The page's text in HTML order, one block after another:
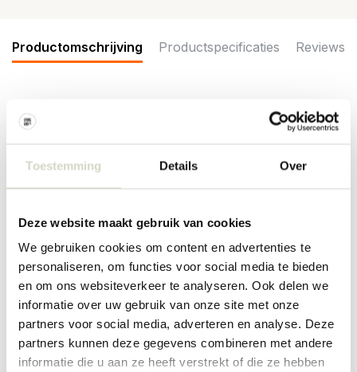
Toestemming Details Over
Deze website maakt gebruik van cookies
We gebruiken cookies om content en advertenties te
personaliseren, om functies voor social media te bieden
en om ons websiteverkeer te analyseren. Ook delen we
informatie over uw gebruik van onze site met onze
partners voor social media, adverteren en analyse. Deze
partners kunnen deze gegevens combineren met andere
informatie die u aan ze heeft verstrekt of die ze hebben
Productomschrijving Productspecificaties Reviews
De Bloomingville Etienne vloerlamp uit de creative collection is
gemaakt van mangohout met een walnootkleurige, gelakte
karakteristieke driepoot vormen. Afmeting Ø46x156cm
Afmeting: diameter 46 x hoogte 156cm
Kleur: bruin
Overige: fitting E27, max 40W. Snoerlengte 325cm.
PRODUCTSPECIFICATIES
Artikelnummer 82069384
SKU 82069384